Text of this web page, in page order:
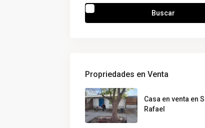
Buscar
Propriedades en Venta
Casa en venta en
Rafael